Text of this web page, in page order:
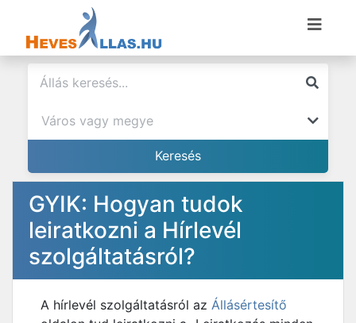
GYIK: Hogyan tudok
leiratkozni a Hírlevél
szolgáltatásról?
A hírlevél szolgáltatásról az Állásértesítő